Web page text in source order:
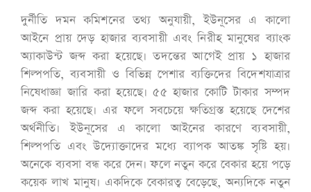
দুর্নীতি দমন কমিশনের তথ্য অনুযায়ী, ইউনূসের এ কালো
আইনে প্রায় দেড় হাজার ব্যবসায়ী এবং নিরীহ মানুষের ব্যাংক
অ্যাকাউন্ট জব্দ করা হয়েছে। তদন্তের আগেই প্রায় ১ হাজার
শিল্পপতি, ব্যবসায়ী ও বিভিন্ন পেশার ব্যক্তিদের বিদেশযাত্রার
নিষেধাজ্ঞা জারি করা হয়েছে। ৫৫ হাজার কোটি টাকার সম্পদ
জব্দ করা হয়েছে। এর ফলে সবচেয়ে ক্ষতিগ্রস্ত হয়েছে দেশের
অর্থনীতি। ইউনূসের এ কালো আইনের কারণে ব্যবসায়ী,
শিল্পপতি এবং উদ্যোক্তাদের মধ্যে ব্যাপক আতঙ্ক সৃষ্টি হয়।
অনেকে ব্যবসা বন্ধ করে দেন। ফলে নতুন করে বেকার হয়ে পড়ে
কয়েক লাখ মানুষ। একদিকে বেকারত্ব বেড়েছে, অন্যদিকে নতুন